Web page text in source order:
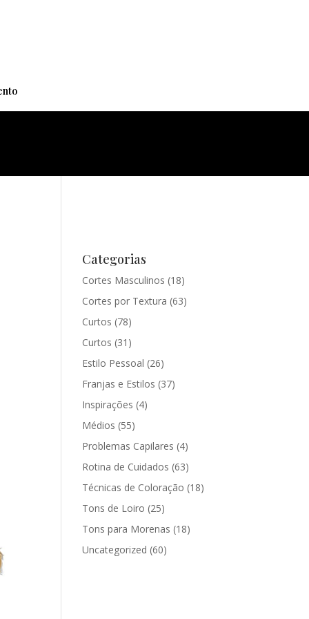
Categorias
Cortes Masculinos (18)
Cortes por Textura (63)
Curtos (78)
Curtos (31)
Estilo Pessoal (26)
Franjas e Estilos (37)
Inspirações (4)
Médios (55)
Problemas Capilares (4)
Rotina de Cuidados (63)
Técnicas de Coloração (18)
Tons de Loiro (25)
Tons para Morenas (18)
Uncategorized (60)